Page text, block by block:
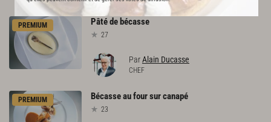
PREMIUM Pâtéde bécasse
27
ParAlain Ducasse
CHEF
PREMIUM Bécasseaufoursurcanapé
23